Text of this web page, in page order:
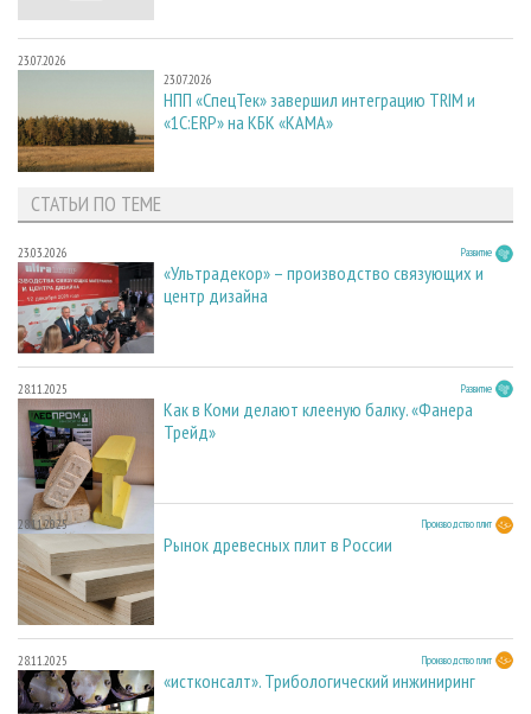
23.07.2026
23.07.2026
НПП «СпецТек» завершил интеграцию TRIM и
«1С:ERP» на КБК «КАМА»
СТАТЬИ ПО ТЕМЕ
23.03.2026 Развитие
«Ультрадекор» – производство связующих и
центр дизайна
28.11.2025 Развитие
Как в Коми делают клееную балку. «Фанера
Трейд»
28.11.2025 Производство плит
Рынок древесных плит в России
28.11.2025 Производство плит
«истконсалт». Трибологический инжиниринг